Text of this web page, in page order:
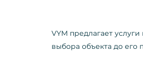
VYM предлагает
выбора объекта до его